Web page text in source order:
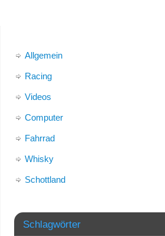
Allgemein
Racing
Videos
Computer
Fahrrad
Whisky
Schottland
Schlagwörter